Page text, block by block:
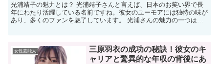
光浦靖子の魅力とは？ 光浦靖子さんと言えば、日本のお笑い界で長
年にわたり活躍している名前ですね。彼女のユーモアには独特の味が
あり、多くのファンを魅了しています。 光浦さんの魅力の一つは、
女性芸能人
三原羽衣の成功の秘訣！彼女のキ
ャリアと驚異的な年収の背後にあ